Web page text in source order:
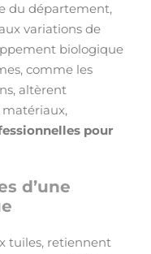
du département,
variations de
biologique
comme les
altèrent
matériaux,
pour
d’une
tuiles, retiennent